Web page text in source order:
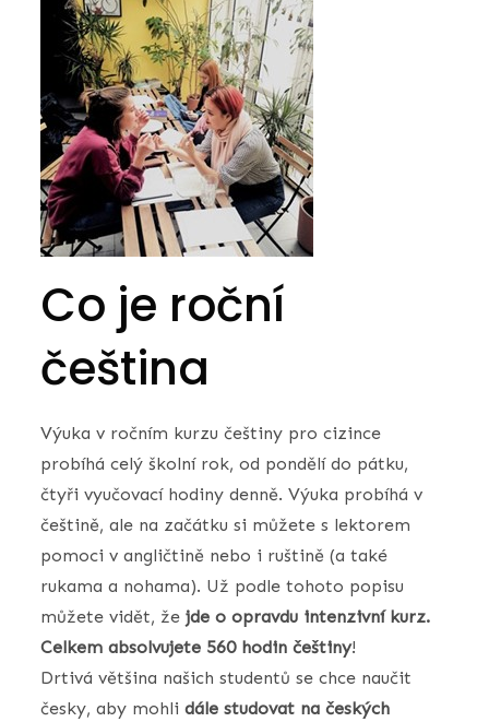
Co je roční
čeština
Výuka v ročním kurzu češtiny pro cizince
probíhá celý školní rok, od pondělí do pátku,
čtyři vyučovací hodiny denně. Výuka probíhá v
češtině, ale na začátku si můžete s lektorem
pomoci v angličtině nebo i ruštině (a také
rukama a nohama). Už podle tohoto popisu
můžete vidět, žejde o opravdu intenzivní kurz.
Celkem absolvujete 560 hodin češtiny!
Drtivá většina našich studentů se chce naučit
česky, aby mohlidále studovat na českých